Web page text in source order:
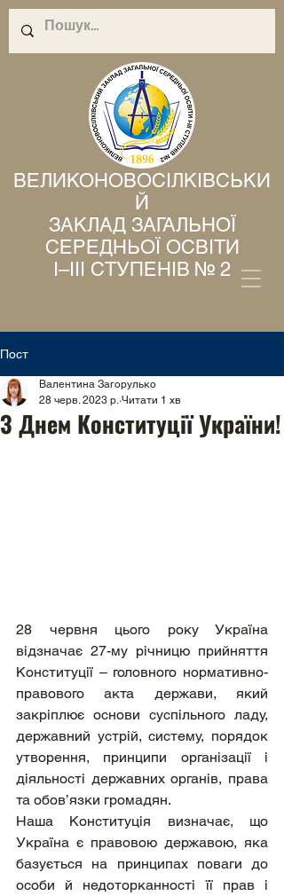
ВЕЛИКОНОВОСІЛКІВСЬКИ
Й
ЗАКЛАД ЗАГАЛЬНОЇ
СЕРЕДНЬОЇ ОСВІТИ
І–ІІІ СТУПЕНІВ № 2
Пост
З Днем Конституції України!
Валентина Загорулько
28 черв. 2023 р. Читати 1 хв
28 червня цього року Україна
відзначає 27-му річницю прийняття
Конституції – головного нормативно-
правового акта держави, який
закріплює основи суспільного ладу,
державний устрій, систему, порядок
утворення, принципи організації і
діяльності державних органів, права
та обов’язки громадян.
Наша Конституція визначає, що
Україна є правовою державою, яка
базується на принципах поваги до
особи й недоторканності її прав і